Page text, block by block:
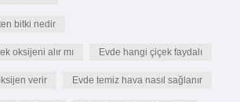
bitki nedir
oksijeni alır mı Evde hangi çiçek faydalı
verir Evde temiz hava nasıl sağlanır